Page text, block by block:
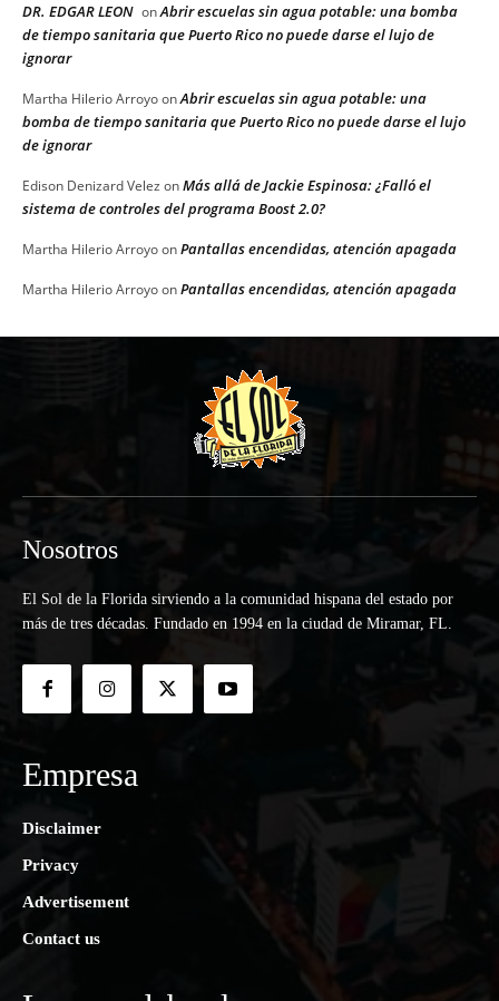
DR. EDGAR LEON onAbrir escuelas sin agua potable: una bomba
de tiempo sanitaria que Puerto Rico no puede darse el lujo de
ignorar
Martha Hilerio ArroyoonAbrir escuelas sin agua potable: una
bomba de tiempo sanitaria que Puerto Rico no puede darse el lujo
de ignorar
Edison Denizard Velez onMás allá de Jackie Espinosa: ¿Falló el
sistema de controles del programa Boost 2.0?
Martha Hilerio ArroyoonPantallas encendidas, atención apagada
Martha Hilerio ArroyoonPantallas encendidas, atención apagada
Nosotros
El Sol de la Florida sirviendo a la comunidad hispana del estado por
más de tres décadas. Fundado en 1994 en la ciudad de Miramar, FL.
Empresa
Disclaimer
Privacy
Advertisement
Contact us